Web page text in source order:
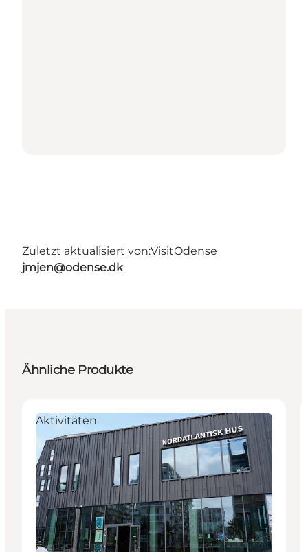
Zuletzt aktualisiert von:VisitOdense
jmjen@odense.dk
Ähnliche Produkte
Aktivitäten